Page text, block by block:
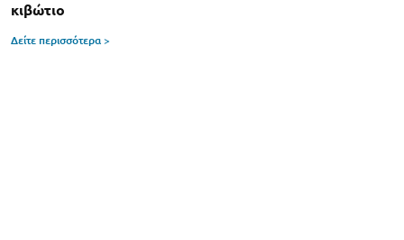
κιβώτιο
Δείτε περισσότερα >